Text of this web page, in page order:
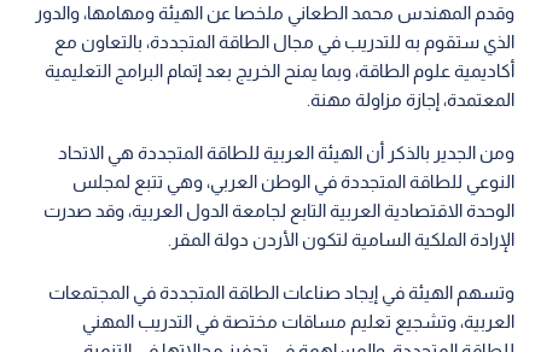
وقدم المهندس محمد الطعاني ملخصا عن الهيئة ومهامها، والدور
الذي ستقوم به للتدريب في مجال الطاقة المتجددة، بالتعاون مع
أكاديمية علوم الطاقة، وبما يمنح الخريج بعد إتمام البرامج التعليمية
المعتمدة، إجازة مزاولة مهنة.
ومن الجدير بالذكر أن الهيئة العربية للطاقة المتجددة هي الاتحاد
النوعي للطاقة المتجددة في الوطن العربي، وهي تتبع لمجلس
الوحدة الاقتصادية العربية التابع لجامعة الدول العربية، وقد صدرت
الإرادة الملكية السامية لتكون الأردن دولة المقر.
وتسهم الهيئة في إيجاد صناعات الطاقة المتجددة في المجتمعات
العربية، وتشجيع تعليم مساقات مختصة في التدريب المهني